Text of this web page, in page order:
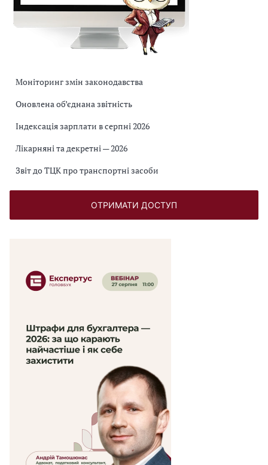
Моніторинг змін законодавства
Оновлена об’єднана звітність
Індексація зарплати в серпні 2026
Лікарняні та декретні — 2026
Звіт до ТЦК про транспортні засоби
ОТРИМАТИ ДОСТУП